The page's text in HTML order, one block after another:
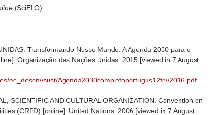
(SciELO).
Transformando Nosso Mundo: A Agenda 2030 para o
Organização das Nações Unidas. 2015 [viewed in 7 August
ed_desenvsust/Agenda2030completoportugus12fev2016.pdf
SCIENTIFIC AND CULTURAL ORGANIZATION. Convention on
(CRPD) [online]. United Nations. 2006 [viewed in 7 August